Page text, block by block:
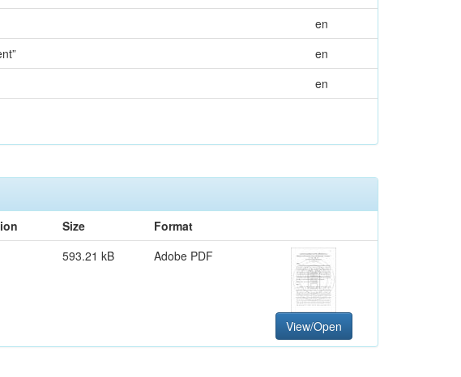
en
en
en
Size
Format
593.21 kB Adobe PDF
View/Open